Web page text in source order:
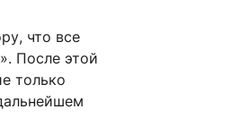
что все
После этой
только